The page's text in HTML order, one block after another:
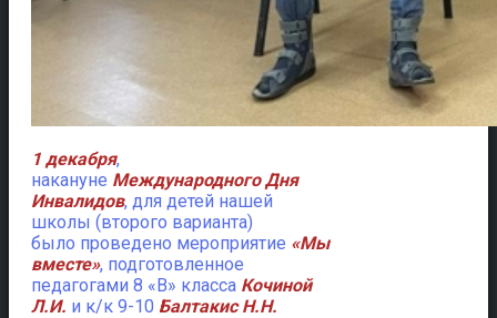
1 декабря,
накануне Международного Дня
Инвалидов, для детей нашей
школы (второго варианта)
было проведено мероприятие «Мы
вместе», подготовленное
педагогами 8 «В» класса Кочиной
Л.И. и к/к 9-10 Балтакис Н.Н.